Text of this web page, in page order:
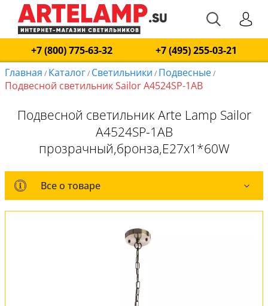
+7 (800) 775-63-32
+7 (495) 255-03-21
Главная / Каталог/ Светильники / Подвесные/
Подвесной светильник Sailor A4524SP-1AB
Подвесной светильник Arte Lamp Sailor
A4524SP-1AB
прозрачный,бронза,E27x1*60W
Все о товаре
Все о товаре
Комплект лампочек